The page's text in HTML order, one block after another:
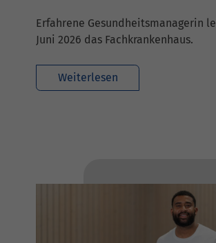
Erfahrene Gesundheitsmanagerin
Juni 2026 das Fachkrankenhaus.
Weiterlesen